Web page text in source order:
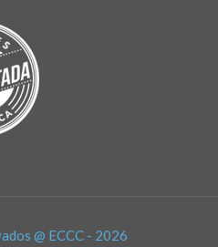
@ ECCC - 2026